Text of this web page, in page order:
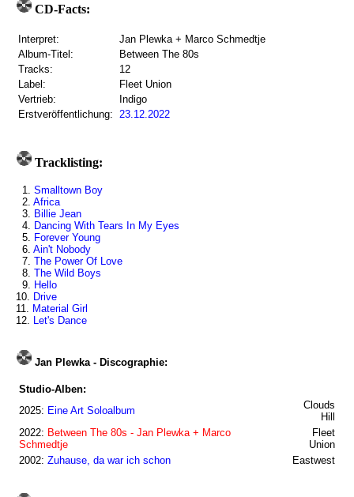
CD-Facts:
Interpret:
Jan Plewka + Marco Schmedtje
Album-Titel:
Between The 80s
Tracks:
12
Label:
Fleet Union
Vertrieb:
Indigo
Erstveröffentlichung: 23.12.2022
Tracklisting:
1. Smalltown Boy
2. Africa
3. Billie Jean
4. Dancing With Tears In My Eyes
5. Forever Young
6. Ain't Nobody
7. The Power Of Love
8. The Wild Boys
9. Hello
10. Drive
11. Material Girl
12. Let's Dance
Jan Plewka - Discographie:
Studio-Alben:
2025: Eine Art Soloalbum
Clouds
Hill
2022: Between The 80s - Jan Plewka + Marco
Schmedtje
Fleet
Union
2002: Zuhause, da war ich schon Eastwest